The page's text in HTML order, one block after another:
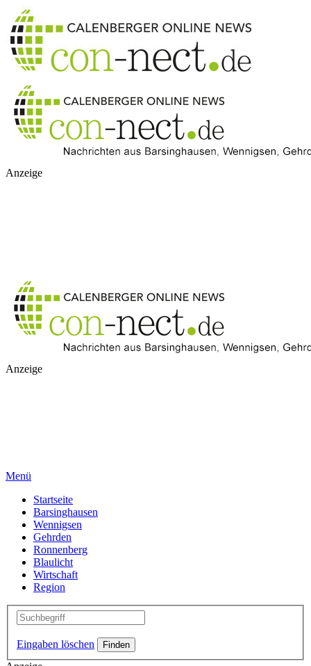
Anzeige
Anzeige
Menü
Startseite
Barsinghausen
Wennigsen
Gehrden
Ronnenberg
Blaulicht
Wirtschaft
Region
Eingaben löschen